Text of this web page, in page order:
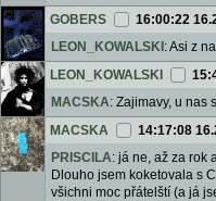
GOBERS
16:00:22
LEON_KOWALSKI : Asi z
LEON_KOWALSKI
MACSKA: Zajimavy, u nas
MACSKA
14:17:08
PRISCILA: já ne, až za rok
Dlouho jsem koketovala s
všichni moc přátelští (a já